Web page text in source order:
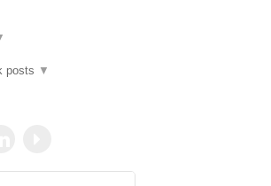
posts ▼